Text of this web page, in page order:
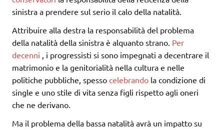
sinistra a prendere sul serio il calo della natalità.
Attribuire alla destra la responsabilità del problema
della natalità della sinistra è alquanto strano. Per
decenni , i progressisti si sono impegnati a decentrare il
matrimonio e la genitorialità nella cultura e nelle
politiche pubbliche, spesso celebrando la condizione di
single e uno stile di vita senza figli rispetto agli oneri
che ne derivano.
Ma il problema della bassa natalità avrà un impatto su